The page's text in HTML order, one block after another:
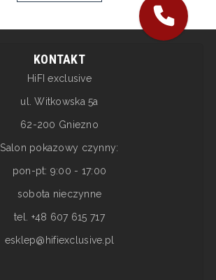
KONTAKT
HiFI exclusive
ul. Witkowska 5a
62-200 Gniezno
Salon pokazowy czynny:
pon-pt: 9:00 - 17:00
sobota nieczynne
tel. +48 607 615 717
esklep@hifiexclusive.pl